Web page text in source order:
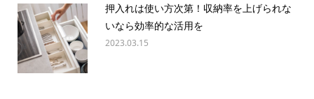
押入れは使い方次第！収納率を上げられな
いなら効率的な活用を
2023.03.15